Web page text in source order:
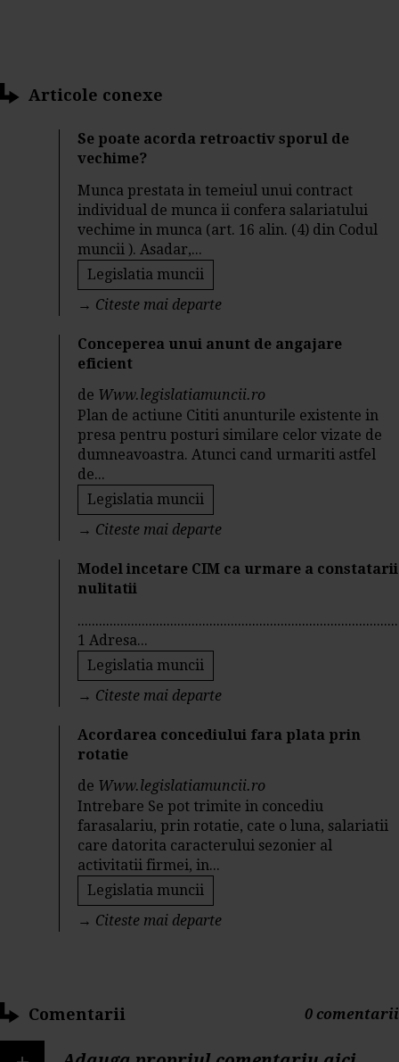
Articole conexe
Se poate acorda retroactiv sporul de
vechime?
Munca prestata in temeiul unui contract
individual de munca ii confera salariatului
vechime in munca (art. 16 alin. (4) din Codul
muncii ). Asadar,...
Legislatia muncii
→ Citeste mai departe
Conceperea unui anunt de angajare
eficient
de Www.legislatiamuncii.ro
Plan de actiune Cititi anunturile existente in
presa pentru posturi similare celor vizate de
dumneavoastra. Atunci cand urmariti astfel
de...
Legislatia muncii
→ Citeste mai departe
Model incetare CIM ca urmare a constatarii
nulitatii
1 Adresa...
Legislatia muncii
→ Citeste mai departe
Acordarea concediului fara plata prin
rotatie
de Www.legislatiamuncii.ro
Intrebare Se pot trimite in concediu
farasalariu, prin rotatie, cate o luna, salariatii
care datorita caracterului sezonier al
activitatii firmei, in...
Legislatia muncii
→ Citeste mai departe
Comentarii 0 comentarii